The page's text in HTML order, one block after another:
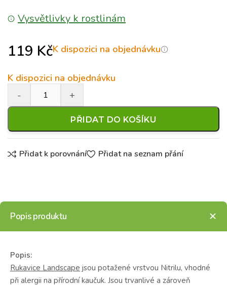
Vysvětlivky k rostlinám
119 KčK dispozici na objednávku
K dispozici na objednávku
PŘIDAT DO KOŠÍKU
Přidat k porovnání Přidat na seznam přání
Popis produktu
Popis:
Rukavice Landscape jsou potažené vrstvou Nitrilu, vhodné
při alergii na přírodní kaučuk. Jsou trvanlivé a zároveň